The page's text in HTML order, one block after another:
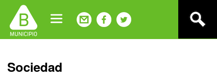
navigation
Back
to
Sociedad